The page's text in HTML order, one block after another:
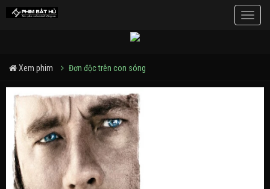
Toggle
Xem phim Đơn độc trên con sóng